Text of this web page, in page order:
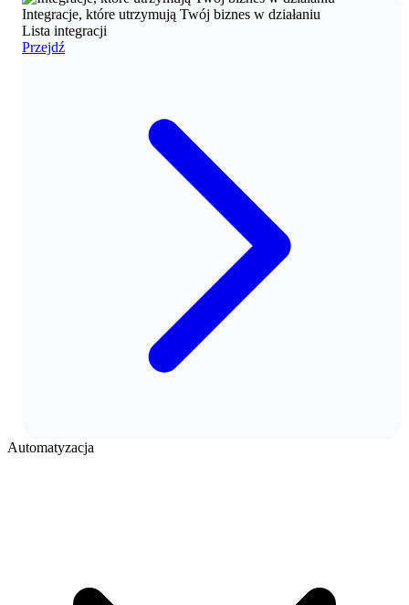
Integracje, które utrzymują Twój biznes w działaniu
Lista integracji
Przejdź
Automatyzacja